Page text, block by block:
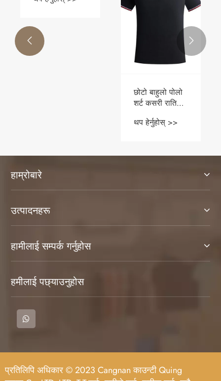
छोटो बाहुलो पोलो
शर्ट कसरी राति
हुन सक्छ?
थप हेर्नुहोस् >>
 
हाम्रोबारे
उत्पादनहरू
हामीलाई सम्पर्क गर्नुहोस
हमीलाई पछ्याउनुहोस
प्रतिलिपि अधिकार © 2023 Cangnan काउन्टी Quing